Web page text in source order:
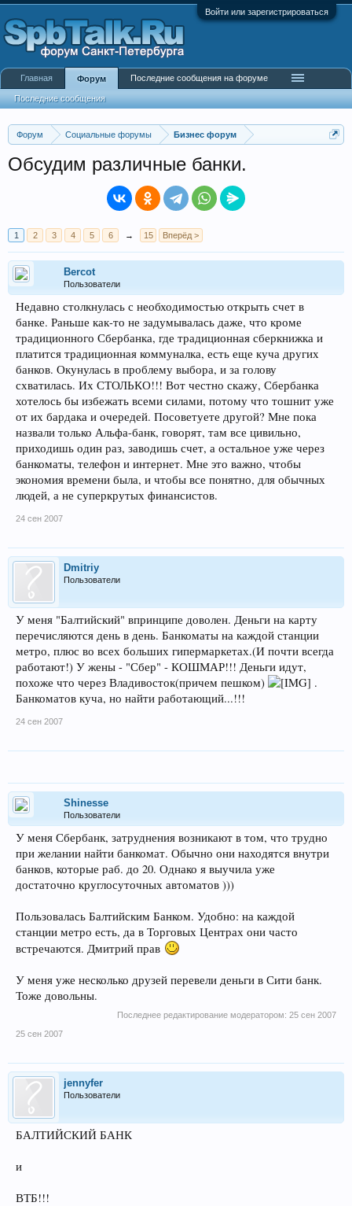
Войти или зарегистрироваться
Форум Социальные форумы Бизнес форум
Обсудим различные банки.
1 2 3 4 5 6 → 15 Вперёд >
Bercot
Пользователи
Недавно столкнулась с необходимостью открыть счет в
банке. Раньше как-то не задумывалась даже, что кроме
традиционного Сбербанка, где традиционная сберкнижка и
платится традиционная коммуналка, есть еще куча других
банков. Окунулась в проблему выбора, и за голову
схватилась. Их СТОЛЬКО!!! Вот честно скажу, Сбербанка
хотелось бы избежать всеми силами, потому что тошнит уже
от их бардака и очередей. Посоветуете другой? Мне пока
назвали только Альфа-банк, говорят, там все цивильно,
приходишь один раз, заводишь счет, а остальное уже через
банкоматы, телефон и интернет. Мне это важно, чтобы
экономия времени была, и чтобы все понятно, для обычных
людей, а не суперкрутых финансистов.
24 сен 2007
Dmitriy
Пользователи
У меня "Балтийский" впринципе доволен. Деньги на карту
перечисляются день в день. Банкоматы на каждой станции
метро, плюс во всех больших гипермаркетах.(И почти всегда
работают!) У жены - "Сбер" - КОШМАР!!! Деньги идут,
похоже что через Владивосток(причем пешком)
.
Банкоматов куча, но найти работающий...!!!
24 сен 2007
Shinesse
Пользователи
У меня Сбербанк, затруднения возникают в том, что трудно
при желании найти банкомат. Обычно они находятся внутри
банков, которые раб. до 20. Однако я выучила уже
достаточно круглосуточных автоматов )))
Пользовалась Балтийским Банком. Удобно: на каждой
станции метро есть, да в Торговых Центрах они часто
встречаются. Дмитрий прав
У меня уже несколько друзей перевели деньги в Сити банк.
Тоже довольны.
Последнее редактирование модератором: 25 сен 2007
25 сен 2007
jennyfer
Пользователи
БАЛТИЙСКИЙ БАНК
и
ВТБ!!!
Главная Форум
Последние сообщения
Последние сообщения на форуме